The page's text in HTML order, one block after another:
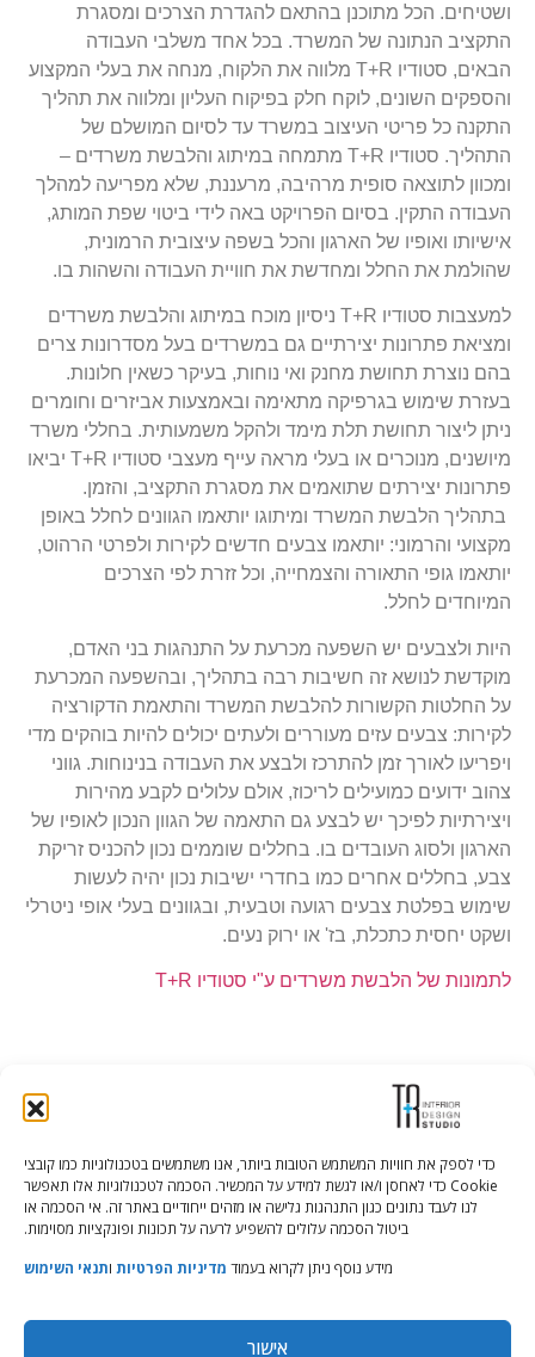
כדי לספק את חוויות המשתמש הטובות ביותר, אנו משתמשים בטכנולוגיות כמו קובצי
Cookie כדי לאחסן ו/או לגשת למידע על המכשיר. הסכמה לטכנולוגיות אלו תאפשר
לנו לעבד נתונים כגון התנהגות גלישה או מזהים ייחודיים באתר זה. אי הסכמה או
ביטול הסכמה עלולים להשפיע לרעה על תכונות ופונקציות מסוימות.
מידע נוסף ניתן לקרוא בעמוד מדיניות הפרטיות ותנאי השימוש
אישור
ושטיחים. הכל מתוכנן בהתאם להגדרת הצרכים ומסגרת
התקציב הנתונה של המשרד. בכל אחד משלבי העבודה
הבאים, סטודיו T+R מלווה את הלקוח, מנחה את בעלי המקצוע
והספקים השונים, לוקח חלק בפיקוח העליון ומלווה את תהליך
התקנה כל פריטי העיצוב במשרד עד לסיום המושלם של
התהליך.
סטודיו T+R מתמחה במיתוג והלבשת משרדים –
ומכוון לתוצאה סופית מרהיבה, מרעננת, שלא מפריעה למהלך
העבודה התקין. בסיום הפרויקט באה לידי ביטוי שפת המותג,
אישיותו ואופיו של הארגון והכל בשפה עיצובית הרמונית,
שהולמת את החלל ומחדשת את חוויית העבודה והשהות בו.
למעצבות סטודיו T+R ניסיון מוכח במיתוג והלבשת משרדים
ומציאת פתרונות יצירתיים גם במשרדים בעל מסדרונות צרים
בהם נוצרת תחושת מחנק ואי נוחות, בעיקר כשאין חלונות.
בעזרת שימוש בגרפיקה מתאימה ובאמצעות אביזרים וחומרים
ניתן ליצור תחושת תלת מימד ולהקל משמעותית. בחללי משרד
מיושנים, מנוכרים או בעלי מראה עייף מעצבי סטודיו T+R יביאו
פתרונות יצירתים שתואמים את מסגרת התקציב, והזמן.
בתהליך הלבשת המשרד ומיתוגו יותאמו הגוונים לחלל באופן
מקצועי והרמוני: יותאמו צבעים חדשים לקירות ולפרטי הרהוט,
יותאמו גופי התאורה והצמחייה, וכל זזרת לפי הצרכים
המיוחדים לחלל.
היות ולצבעים יש השפעה מכרעת על התנהגות בני האדם,
מוקדשת לנושא זה חשיבות רבה בתהליך, ובהשפעה המכרעת
על החלטות הקשורות להלבשת המשרד והתאמת הדקורציה
לקירות: צבעים עזים מעוררים ולעתים יכולים להיות בוהקים מדי
ויפריעו לאורך זמן להתרכז ולבצע את העבודה בנינוחות. גווני
צהוב ידועים כמועילים לריכוז, אולם עלולים לקבע מהירות
ויצירתיות לפיכך יש לבצע גם התאמה של הגוון הנכון לאופיו של
הארגון ולסוג העובדים בו. בחללים שוממים נכון להכניס זריקת
צבע, בחללים אחרים כמו בחדרי ישיבות נכון יהיה לעשות
שימוש בפלטת צבעים רגועה וטבעית, ובגוונים בעלי אופי ניטרלי
ושקט יחסית כתכלת, בז' או ירוק נעים.
לתמונות של הלבשת משרדים ע"י סטודיו T+R
Tali Shenfeld:052.620.2446
tali@TRstudio.co.il
rakefet@TRstudio.co.il